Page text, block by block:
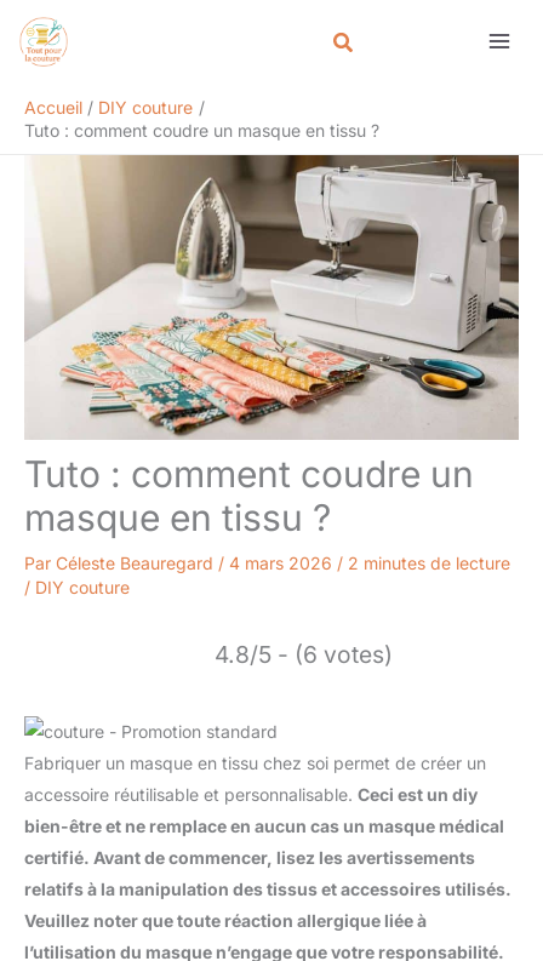
Accueil
DIY couture
Tuto : comment coudre un masque en tissu ?
Tuto : comment coudre un
masque en tissu ?
Par Céleste Beauregard / 4 mars 2026 / 2 minutes de lecture
/ DIY couture
4.8/5 - (6 votes)
Fabriquer un masque en tissu chez soi permet de créer un
accessoire réutilisable et personnalisable. Ceci est un diy
bien-être et ne remplace en aucun cas un masque médical
certifié. Avant de commencer, lisez les avertissements
relatifs à la manipulation des tissus et accessoires utilisés.
Veuillez noter que toute réaction allergique liée à
l’utilisation du masque n’engage que votre responsabilité.
Rechercher